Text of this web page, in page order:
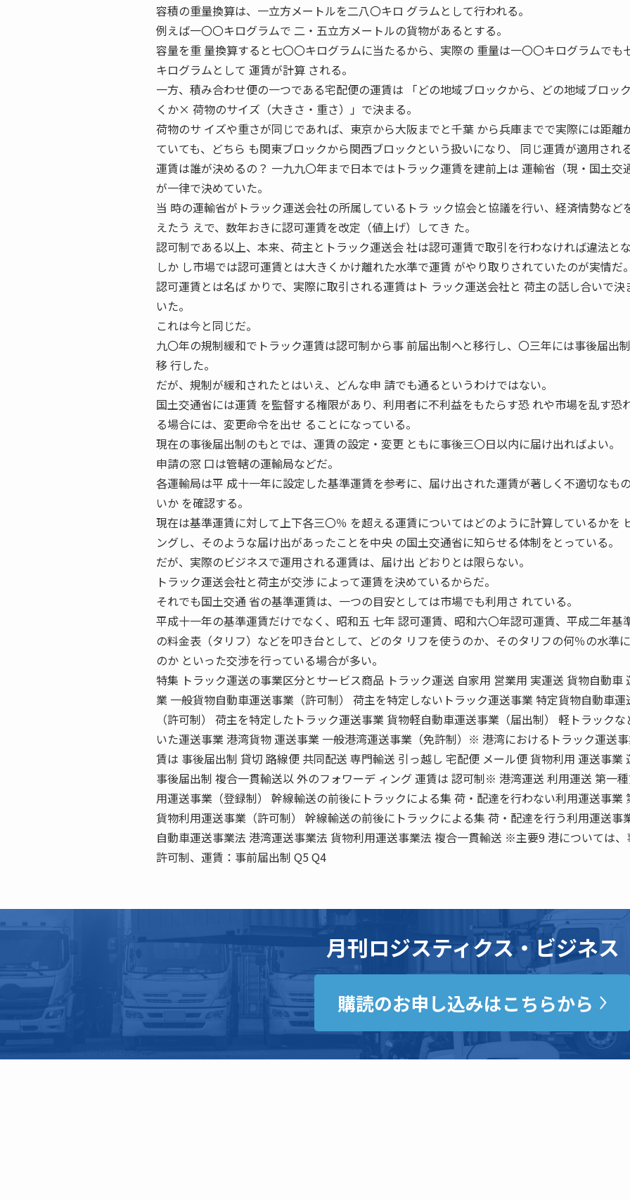
容積の重量換算は、一立方メートルを二八〇キロ グラムとして行われる。
例えば一〇〇キログラムで 二・五立方メートルの貨物があるとする。
容量を重 量換算すると七〇〇キログラムに当たるから、実際の 重量は一〇〇キログラムでも
キログラムとして 運賃が計算 される。
一方、積み合わせ便の一つである宅配便の運賃は 「どの地域ブロックから、どの地域ブロッ
くか× 荷物のサイズ（大きさ・重さ）」で決まる。
荷物のサ イズや重さが同じであれば、東京から大阪までと千葉 から兵庫までで実際には距離
ていても、どちら も関東ブロックから関西ブロックという扱いになり、 同じ運賃が適用される
運賃は誰が決めるの？ 一九九〇年まで日本ではトラック運賃を建前上は 運輸省（現・国土交
が一律で決めていた。
当 時の運輸省がトラック運送会社の所属しているトラ ック協会と協議を行い、経済情勢など
えたう えで、数年おきに認可運賃を改定（値上げ）してき た。
認可制である以上、本来、荷主とトラック運送会 社は認可運賃で取引を行わなければ違法とな
しか し市場では認可運賃とは大きくかけ離れた水準で運賃 がやり取りされていたのが実情だ。
認可運賃とは名ば かりで、実際に取引される運賃はト ラック運送会社と 荷主の話し合いで決
いた。
これは今と同じだ。
九〇年の規制緩和でトラック運賃は認可制から事 前届出制へと移行し、〇三年には事後届出
移 行した。
だが、規制が緩和されたとはいえ、どんな申 請でも通るというわけではない。
国土交通省には運賃 を監督する権限があり、利用者に不利益をもたらす恐 れや市場を乱す恐
る場合には、変更命令を出せ ることになっている。
現在の事後届出制のもとでは、運賃の設定・変更 ともに事後三〇日以内に届け出ればよい。
申請の窓 口は管轄の運輸局などだ。
各運輸局は平 成十一年に設定した基準運賃を参考に、届け出された運賃が著しく不適切なも
いか を確認する。
現在は基準運賃に対して上下各三〇％ を超える運賃についてはどのように計算しているかを
ングし、そのような届け出があったことを中央 の国土交通省に知らせる体制をとっている。
だが、実際のビジネスで運用される運賃は、届け出 どおりとは限らない。
トラック運送会社と荷主が交渉 によって運賃を決めているからだ。
それでも国土交通 省の基準運賃は、一つの目安としては市場でも利用さ れている。
平成十一年の基準運賃だけでなく、昭和五 七年 認可運賃、昭和六〇年認可運賃、平成二年基
の料金表（タリフ）などを叩き台として、どのタ リフを使うのか、そのタリフの何％の水準
のか といった交渉を行っている場合が多い。
特集 トラック運送の事業区分とサービス商品 トラック運送 自家用 営業用 実運送 貨物自動車
業 一般貨物自動車運送事業（許可制） 荷主を特定しないトラック運送事業 特定貨物自動車運
（許可制） 荷主を特定したトラック運送事業 貨物軽自動車運送事業（届出制） 軽トラックな
いた運送事業 港湾貨物 運送事業 一般港湾運送事業（免許制）※ 港湾におけるトラック運送
賃は 事後届出制 貸切 路線便 共同配送 専門輸送 引っ越し 宅配便 メール便 貨物利用 運送事業
事後届出制 複合一貫輸送以 外のフォワーデ ィング 運賃は 認可制※ 港湾運送 利用運送 第一
用運送事業（登録制） 幹線輸送の前後にトラックによる集 荷・配達を行わない利用運送事業
貨物利用運送事業（許可制） 幹線輸送の前後にトラックによる集 荷・配達を行う利用運送事
自動車運送事業法 港湾運送事業法 貨物利用運送事業法 複合一貫輸送 ※主要9 港については、
許可制、運賃：事前届出制 Q5 Q4
月刊ロジスティクス・ビジネス
購読のお申し込みはこちらから